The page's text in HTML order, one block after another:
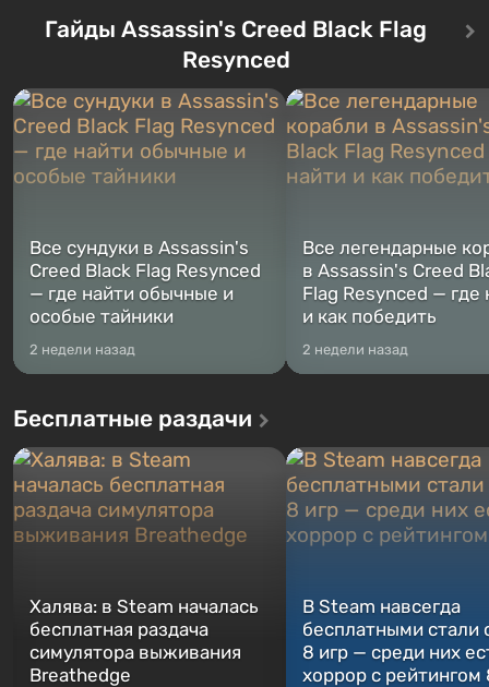
сразу трех персонажей: Майкла,
Тревора и Франклина, между
Жанр и...
Оно же, по задумке
Vault-Tec, должно
Место действия Fallout...
Гайды Assassin's Creed Black Flag
Resynced
Все сундуки в Assassin's
Creed Black Flag Resynced
— где найти обычные и
особые тайники
2 недели назад
Все легендарные
в Assassin's Creed
Flag Resynced — где
и как победить
2 недели назад
Бесплатные раздачи
Халява: в Steam началась
бесплатная раздача
симулятора выживания
Breathedge
В Steam навсегда
бесплатными стали
8 игр — среди них
хоррор с рейтингом